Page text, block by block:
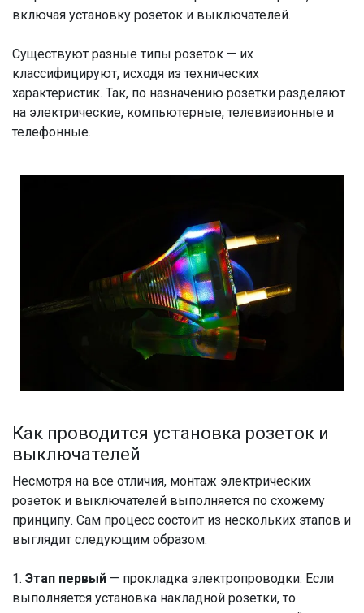
включая установку розеток и выключателей.
Существуют разные типы розеток — их
классифицируют, исходя из технических
характеристик. Так, по назначению розетки разделяют
на электрические, компьютерные, телевизионные и
телефонные.
Как проводится установка розеток и
выключателей
Несмотря на все отличия, монтаж электрических
розеток и выключателей выполняется по схожему
принципу. Сам процесс состоит из нескольких этапов и
выглядит следующим образом:
1. Этап первый — прокладка электропроводки. Если
выполняется установка накладной розетки, то